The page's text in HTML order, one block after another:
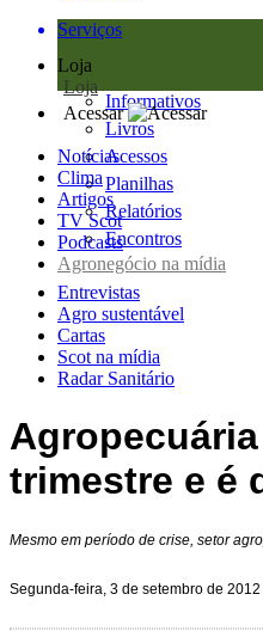
Serviços
Loja
Loja
Informativos
Livros
Acessos
Planilhas
Relatórios
Encontros
Acessar
Notícias
Clima
Artigos
TV Scot
Podcasts
Agronegócio na mídia
Entrevistas
Agro sustentável
Cartas
Scot na mídia
Radar Sanitário
trimestre e é
Mesmo em período de crise, setor
Segunda-feira, 3 de setembro de